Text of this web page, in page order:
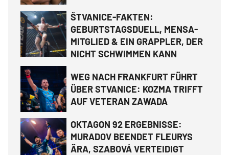
ŠTVANICE-FAKTEN:
GEBURTSTAGSDUELL, MENSA-
MITGLIED & EIN GRAPPLER, DER
NICHT SCHWIMMEN KANN
WEG NACH FRANKFURT FÜHRT
ÜBER STVANICE: KOZMA TRIFFT
AUF VETERAN ZAWADA
OKTAGON 92 ERGEBNISSE:
MURADOV BEENDET FLEURYS
ÄRA, SZABOVÁ VERTEIDIGT